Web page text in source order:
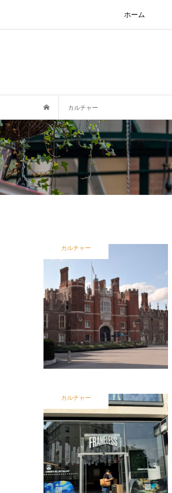
ホーム
カルチャー
カルチャー
カルチャー